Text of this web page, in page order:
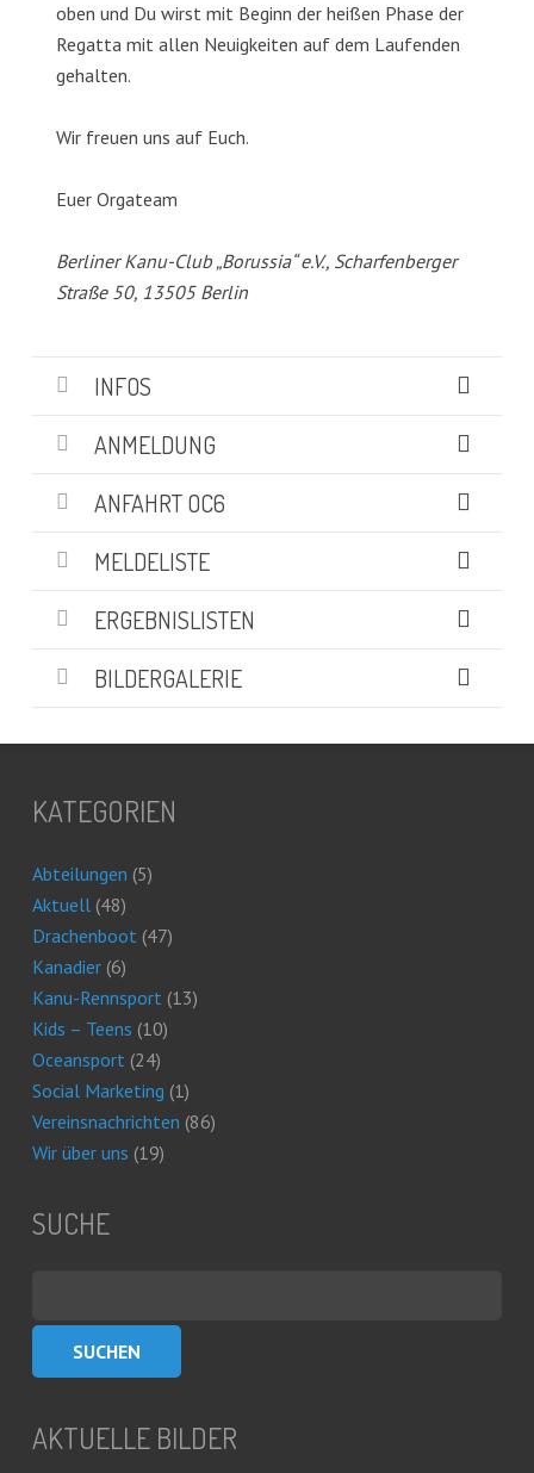
oben und Du wirst mit Beginn der heißen Phase der
Regatta mit allen Neuigkeiten auf dem Laufenden
gehalten.
Wir freuen uns auf Euch.
Euer Orgateam
Berliner Kanu-Club „Borussia“ e.V., Scharfenberger
Straße 50, 13505 Berlin
INFOS
ANMELDUNG
ANFAHRT OC6
MELDELISTE
ERGEBNISLISTEN
BILDERGALERIE
KATEGORIEN
Abteilungen (5)
Aktuell(48)
Drachenboot(47)
Kanadier(6)
Kanu-Rennsport(13)
Kids – Teens (10)
Oceansport(24)
Social Marketing (1)
Vereinsnachrichten (86)
Wir über uns (19)
SUCHE
AKTUELLE BILDER